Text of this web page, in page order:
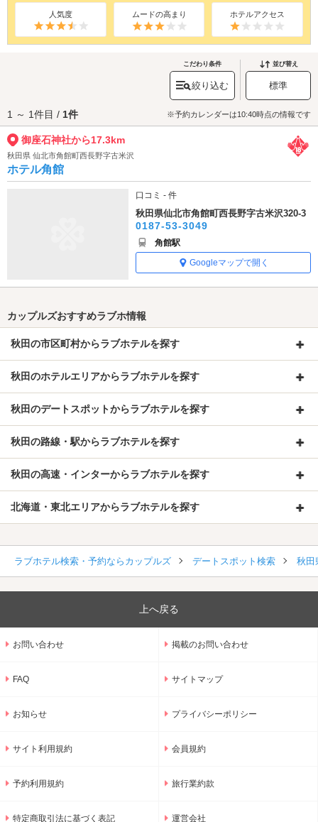
人気度 ムードの高まり ホテルアクセス
こだわり条件
絞り込む
並び替え
標準
1 ～ 1件目 / 1件 ※予約カレンダーは10:40時点の情報です
御座石神社から17.3km
秋田県 仙北市角館町西長野字古米沢
ホテル角館
口コミ - 件
秋田県仙北市角館町西長野字古米沢320-3
0187-53-3049
角館駅
Googleマップで開く
カップルズおすすめラブホ情報
秋田の市区町村からラブホテルを探す
秋田のホテルエリアからラブホテルを探す
秋田のデートスポットからラブホテルを探す
秋田の路線・駅からラブホテルを探す
秋田の高速・インターからラブホテルを探す
北海道・東北エリアからラブホテルを探す
ラブホテル検索・予約ならカップルズ デートスポット検索 秋田
上へ戻る
お問い合わせ 掲載のお問い合わせ
FAQ サイトマップ
お知らせ プライバシーポリシー
サイト利用規約 会員規約
予約利用規約 旅行業約款
特定商取引法に基づく表記 運営会社